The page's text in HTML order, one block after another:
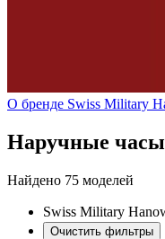
О бренде Swiss Military
Наручные
Найдено 75 моделей
Swiss Military
Очистить фильтры